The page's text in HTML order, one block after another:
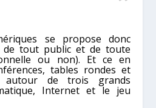
se propose donc
de tout public et de toute
ou non). Et ce en
tables rondes et
autour de trois grands
Internet et le jeu